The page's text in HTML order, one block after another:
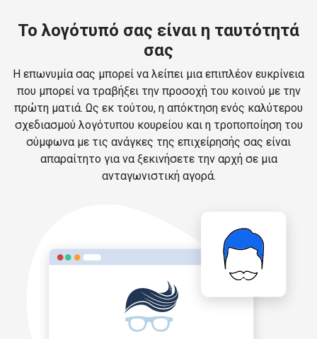
Το λογότυπό σας είναι η ταυτότητά
σας
Η επωνυμία σας μπορεί να λείπει μια επιπλέον ευκρίνεια
που μπορεί να τραβήξει την προσοχή του κοινού με την
πρώτη ματιά. Ως εκ τούτου, η απόκτηση ενός καλύτερου
σχεδιασμού λογότυπου κουρείου και η τροποποίηση του
σύμφωνα με τις ανάγκες της επιχείρησής σας είναι
απαραίτητο για να ξεκινήσετε την αρχή σε μια
ανταγωνιστική αγορά.